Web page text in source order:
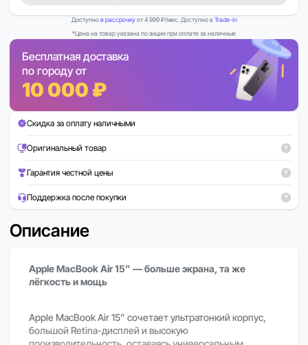
Доступнов рассрочкуот 4 999 ₽/мес. Доступно вTrade-in
*Цена на товар указана по акции при оплате за наличные
Бесплатная доставка
по городу от
10 000 ₽
Скидка за оплату наличными
Оригинальный товар
Гарантия честной цены
Поддержка после покупки
Описание
Apple MacBook Air 15” — больше экрана, та же
лёгкость и мощь
Apple MacBook Air 15” сочетает ультратонкий корпус,
большой Retina-дисплей и высокую